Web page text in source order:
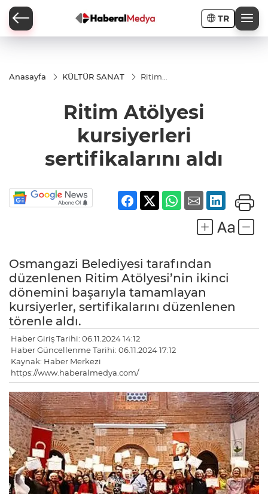
TR
Anasayfa KÜLTÜR SANAT
Ritim
sertifikalarını
aldı
Ritim Atölyesi
kursiyerleri
sertifikalarını aldı
Osmangazi Belediyesi tarafından
düzenlenen Ritim Atölyesi’nin ikinci
dönemini başarıyla tamamlayan
kursiyerler, sertifikalarını düzenlenen
törenle aldı.
Haber Giriş Tarihi: 06.11.2024 14:12
Haber Güncellenme Tarihi: 06.11.2024 17:12
Kaynak: Haber Merkezi
https://www.haberalmedya.com/